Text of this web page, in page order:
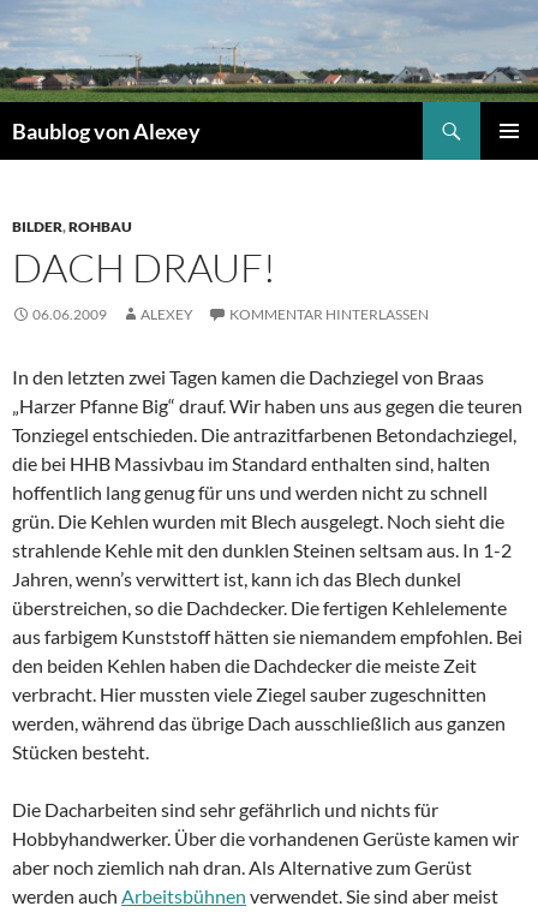
Inhalt
springen
Baublog von Alexey
BILDER,ROHBAU
DACH DRAUF!
06.06.2009 ALEXEY KOMMENTAR HINTERLASSEN
In den letzten zwei Tagen kamen die Dachziegel von Braas
„Harzer Pfanne Big“ drauf. Wir haben uns aus gegen die teuren
Tonziegel entschieden. Die antrazitfarbenen Betondachziegel,
die bei HHB Massivbau im Standard enthalten sind, halten
hoffentlich lang genug für uns und werden nicht zu schnell
grün. Die Kehlen wurden mit Blech ausgelegt. Noch sieht die
strahlende Kehle mit den dunklen Steinen seltsam aus. In 1-2
Jahren, wenn’s verwittert ist, kann ich das Blech dunkel
überstreichen, so die Dachdecker. Die fertigen Kehlelemente
aus farbigem Kunststoff hätten sie niemandem empfohlen. Bei
den beiden Kehlen haben die Dachdecker die meiste Zeit
verbracht. Hier mussten viele Ziegel sauber zugeschnitten
werden, während das übrige Dach ausschließlich aus ganzen
Stücken besteht.
Die Dacharbeiten sind sehr gefährlich und nichts für
Hobbyhandwerker. Über die vorhandenen Gerüste kamen wir
aber noch ziemlich nah dran. Als Alternative zum Gerüst
werden auch Arbeitsbühnen verwendet. Sie sind aber meist